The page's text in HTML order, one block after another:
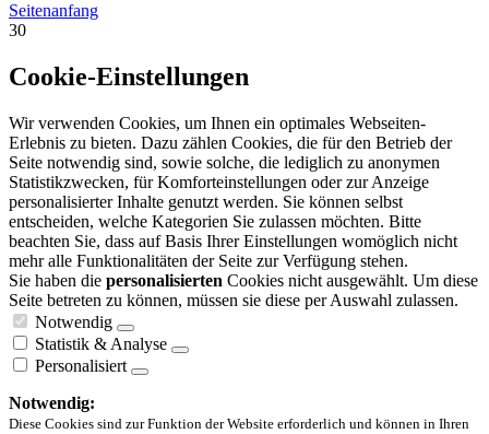
Seitenanfang
30
Cookie-Einstellungen
Wir verwenden Cookies, um Ihnen ein optimales Webseiten-
Erlebnis zu bieten. Dazu zählen Cookies, die für den Betrieb der
Seite notwendig sind, sowie solche, die lediglich zu anonymen
Statistikzwecken, für Komforteinstellungen oder zur Anzeige
personalisierter Inhalte genutzt werden. Sie können selbst
entscheiden, welche Kategorien Sie zulassen möchten. Bitte
beachten Sie, dass auf Basis Ihrer Einstellungen womöglich nicht
mehr alle Funktionalitäten der Seite zur Verfügung stehen.
Sie haben die personalisierten Cookies nicht ausgewählt. Um diese
Seite betreten zu können, müssen sie diese per Auswahl zulassen.
Notwendig
Statistik & Analyse
Personalisiert
Notwendig:
Diese Cookies sind zur Funktion der Website erforderlich und können in Ihren